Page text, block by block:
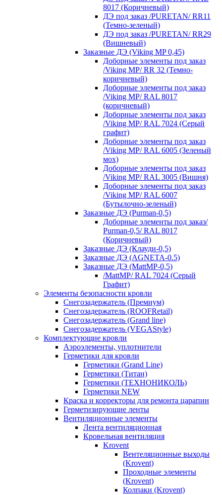
8017 (Коричневый)
ДЭ под заказ /PURETAN/ RR11
(Темно-зеленый)
ДЭ под заказ /PURETAN/ RR29
(Вишневый)
Заказные ДЭ (Viking MP 0,45)
Доборные элементы под заказ
/Viking MP/ RR 32 (Темно-
коричневый)
Доборные элементы под заказ
/Viking MP/ RAL 8017
(коричневый)
Доборные элементы под заказ
/Viking MP/ RAL 7024 (Серый
графит)
Доборные элементы под заказ
/Viking MP/ RAL 6005 (Зеленый
мох)
Доборные элементы под заказ
/Viking MP/ RAL 3005 (Вишня)
Доборные элементы под заказ
/Viking MP/ RAL 6007
(Бутылочно-зеленый)
Заказные ДЭ (Purman-0,5)
Доборные элементы под заказ/
Purman-0,5/ RAL 8017
(Коричневый)
Заказные ДЭ (Клауди-0,5)
Заказные ДЭ (AGNETA-0.5)
Заказные ДЭ (MattMP-0,5)
/MattMP/ RAL 7024 (Серый
Графит)
Элементы безопасности кровли
Снегозадержатель (Премиум)
Снегозадержатель (ROOFRetail)
Снегозадержатель (Grand line)
Снегозадержатель (VEGAStyle)
Комплектующие кровли
Аэроэлементы, уплотнители
Герметики для кровли
Герметики (Grand Line)
Герметики (Титан)
Герметики (ТЕХНОНИКОЛЬ)
Герметики NEW
Краска и корректоры для ремонта царапин
Герметизирующие ленты
Вентиляционные элементы
Лента вентиляционная
Кровельная вентиляция
Krovent
Вентеляционные выходы
(Krovent)
Проходные элементы
(Krovent)
Колпаки (Krovent)